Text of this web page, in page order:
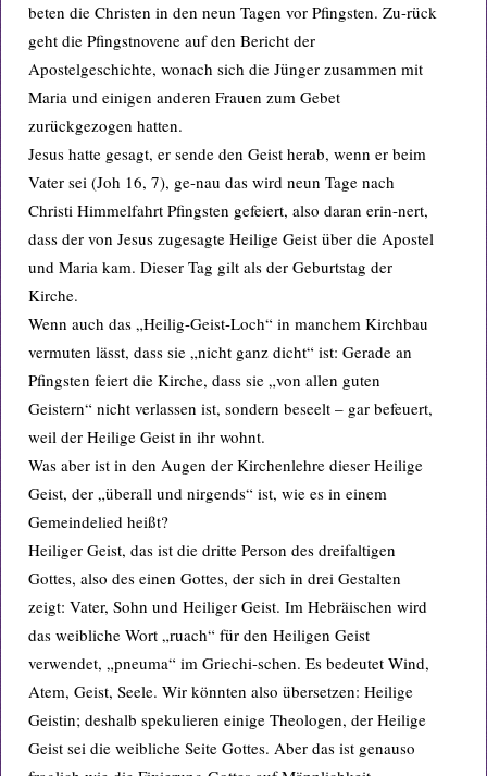
beten die Christen in den neun Tagen vor Pfingsten. Zu-rück
geht die Pfingstnovene auf den Bericht der
Apostelgeschichte, wonach sich die Jünger zusammen mit
Maria und einigen anderen Frauen zum Gebet
zurückgezogen hatten.
Jesus hatte gesagt, er sende den Geist herab, wenn er beim
Vater sei (Joh 16, 7), ge-nau das wird neun Tage nach
Christi Himmelfahrt Pfingsten gefeiert, also daran erin-nert,
dass der von Jesus zugesagte Heilige Geist über die Apostel
und Maria kam. Dieser Tag gilt als der Geburtstag der
Kirche.
Wenn auch das „Heilig-Geist-Loch“ in manchem Kirchbau
vermuten lässt, dass sie „nicht ganz dicht“ ist: Gerade an
Pfingsten feiert die Kirche, dass sie „von allen guten
Geistern“ nicht verlassen ist, sondern beseelt – gar befeuert,
weil der Heilige Geist in ihr wohnt.
Was aber ist in den Augen der Kirchenlehre dieser Heilige
Geist, der „überall und nirgends“ ist, wie es in einem
Gemeindelied heißt?
Heiliger Geist, das ist die dritte Person des dreifaltigen
Gottes, also des einen Gottes, der sich in drei Gestalten
zeigt: Vater, Sohn und Heiliger Geist. Im Hebräischen wird
das weibliche Wort „ruach“ für den Heiligen Geist
verwendet, „pneuma“ im Griechi-schen. Es bedeutet Wind,
Atem, Geist, Seele. Wir könnten also übersetzen: Heilige
Geistin; deshalb spekulieren einige Theologen, der Heilige
Geist sei die weibliche Seite Gottes. Aber das ist genauso